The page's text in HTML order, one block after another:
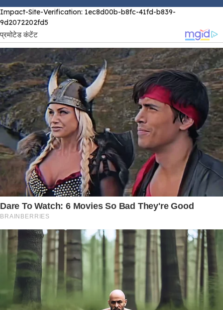
Impact-Site-Verification: 1ec8d00b-b8fc-41fd-b839-
9d2072202fd5